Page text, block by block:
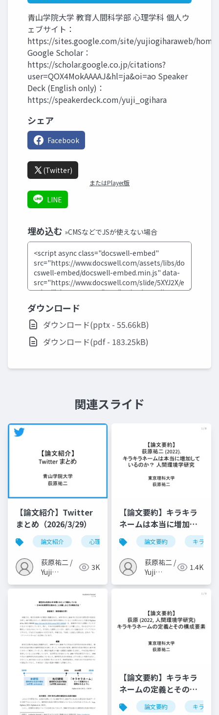
青山学院大学 教育人間科学部 心理学科 個人ウ
ェブサイト：
https://sites.google.com/site/yujiogiharaweb/home
Google Scholar：
https://scholar.google.co.jp/citations?
user=QOX4MokAAAAJ&hl=ja&oi=ao Speaker
Deck (English only)：
https://speakerdeck.com/yuji_ogihara
シェア
Facebook
(Twitter)
またはPlayer版
LINE
埋め込む »CMSなどでJSが使えない場合
ダウンロード
ダウンロード(pptx - 55.66kB)
ダウンロード(pdf - 183.25kB)
関連スライド
【論文紹介】Twitter
まとめ（2026/3/29）
論文紹介 心理学 言語学 名前
荻原祐二 /
Yuji
3K
【論文要約】キラキラ
ネームは本当に増加し
ているのか？（荻原,
2022, 人間環境学研
究）
論文要約 キラキラ
荻原祐二 /
Yuji
1.4K
【論文要約】キラキラ
ネームの定義とその構
成要素（荻原, 2022, 人
間環境学研究）
論文要約 キラキラ